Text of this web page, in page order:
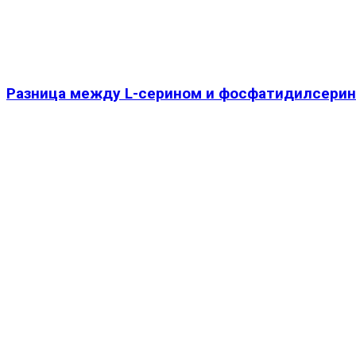
Разница между L-серином и